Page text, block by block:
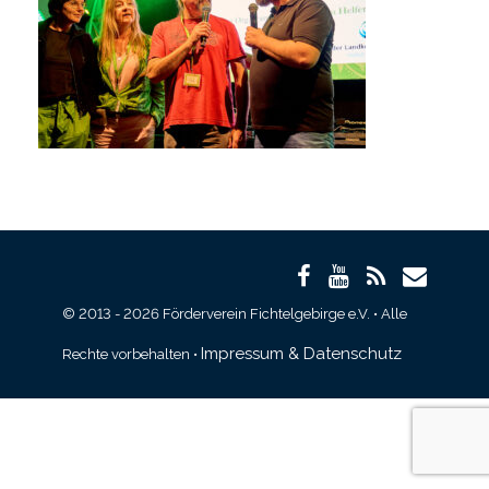
© 2013 - 2026 Förderverein Fichtelgebirge e.V. • Alle
Rechte vorbehalten • Impressum & Datenschutz